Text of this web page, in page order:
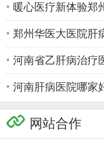
暖心医疗新体验郑
郑州华医大医院肝
河南省乙肝病治疗
河南肝病医院哪家
网站合作